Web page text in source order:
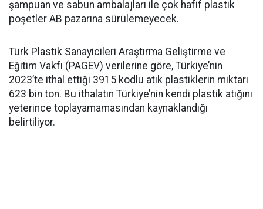
şampuan ve sabun ambalajları ile çok hafif plastik
poşetler AB pazarına sürülemeyecek.
Türk Plastik Sanayicileri Araştırma Geliştirme ve
Eğitim Vakfı (PAGEV) verilerine göre, Türkiye’nin
2023’te ithal ettiği 3915 kodlu atık plastiklerin miktarı
623 bin ton. Bu ithalatın Türkiye’nin kendi plastik atığını
yeterince toplayamamasından kaynaklandığı
belirtiliyor.